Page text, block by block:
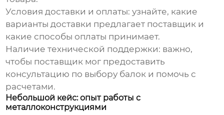
Условия доставки и оплаты: узнайте, какие
варианты доставки предлагает поставщик и
какие способы оплаты принимает.
Наличие технической поддержки: важно,
чтобы поставщик мог предоставить
консультацию по выбору балок и помочь с
расчетами.
Небольшой кейс: опыт работы с
металлоконструкциями